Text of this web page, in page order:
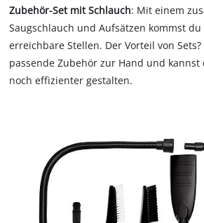
Zubehör-Set mit Schlauch: Mit einem
Saugschlauch und Aufsätzen kommst
erreichbare Stellen. Der Vorteil von
passende Zubehör zur Hand und kannst
noch effizienter gestalten.